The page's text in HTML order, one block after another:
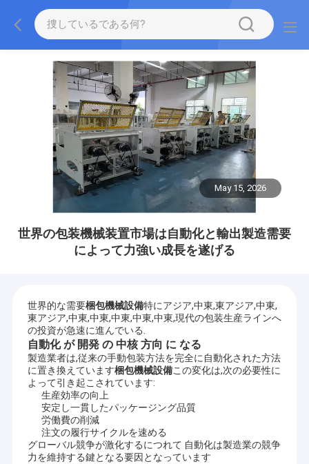
May 15, 2026
世界の包装機械装置市場は自動化と輸出製造需要
によって力強い成長を遂げる
世界的な需要梱包機械設備特にアジア,中東,東アジア,中東,
東アジア,中東,中東,中東,中東,中東,現代の包装生産ラインへ
の投資が急速に進んでいる.
自動化 が 開発 の 中核 方向 に なる
製造業者は,従来の手動包装方法を完全に自動化された方法
に置き換えています梱包機械設備この変化は,次の必要性に
よって引き起こされています:
生産効率の向上
安定し一貫したパッケージング品質
労働費の削減
注文の履行サイクルを速める
グローバル競争が激化するにつれて 自動化は製造業の競争
力を維持する鍵となる要因となっています